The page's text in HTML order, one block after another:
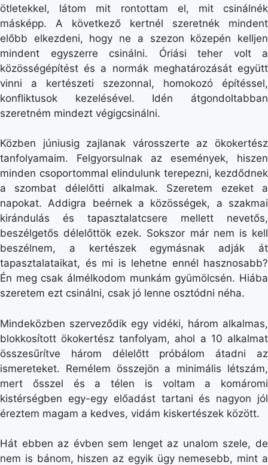
ötletekkel, látom mit rontottam el, mit csinálnék
másképp. A következő kertnél szeretnék mindent
előbb elkezdeni, hogy ne a szezon közepén kelljen
mindent egyszerre csinálni. Óriási teher volt a
közösségépítést és a normák meghatározását együtt
vinni a kertészeti szezonnal, homokozó építéssel,
konfliktusok kezelésével. Idén átgondoltabban
szeretném mindezt végigcsinálni.
Közben júniusig zajlanak városszerte az ökokertész
tanfolyamaim. Felgyorsulnak az események, hiszen
minden csoportommal elindulunk terepezni, kezdődnek
a szombat délelőtti alkalmak. Szeretem ezeket a
napokat. Addigra beérnek a közösségek, a szakmai
kirándulás és tapasztalatcsere mellett nevetős,
beszélgetős délelőttök ezek. Sokszor már nem is kell
beszélnem, a kertészek egymásnak adják át
tapasztalataikat, és mi is lehetne ennél hasznosabb?
Én meg csak álmélkodom munkám gyümölcsén. Hiába
szeretem ezt csinálni, csak jó lenne osztódni néha.
Mindeközben szerveződik egy vidéki, három alkalmas,
blokkosított ökokertész tanfolyam, ahol a 10 alkalmat
összesűrítve három délelőtt próbálom átadni az
ismereteket. Remélem összejön a minimális létszám,
mert ősszel és a télen is voltam a komáromi
kistérségben egy-egy előadást tartani és nagyon jól
éreztem magam a kedves, vidám kiskertészek között.
Hát ebben az évben sem lenget az unalom szele, de
nem is bánom, hiszen az egyik ügy nemesebb, mint a